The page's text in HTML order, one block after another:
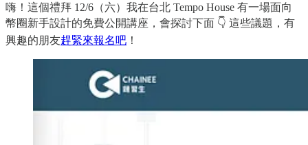
嗨！這個禮拜 12/6（六）我在台北 Tempo House 有一場面向
幣圈新手設計的免費公開講座，會探討下面 👇 這些議題，有
興趣的朋友趕緊來報名吧 ！